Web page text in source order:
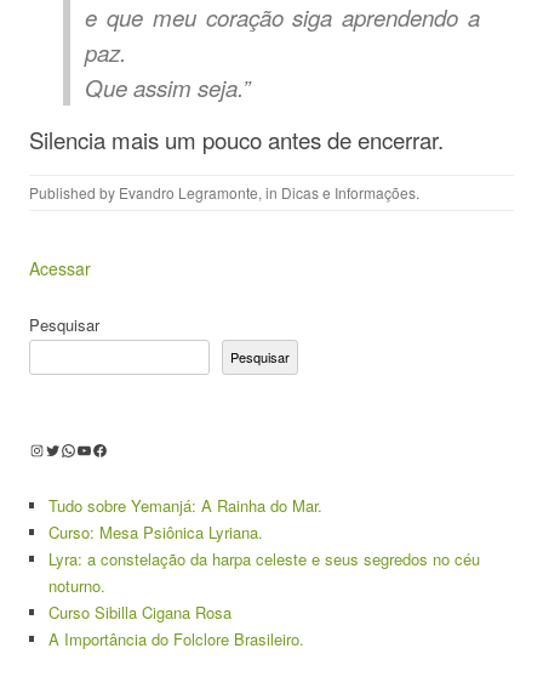
e que meu coração siga aprendendo a
paz.
Que assim seja.”
Silencia mais um pouco antes de encerrar.
Published by Evandro Legramonte, in Dicas e Informações.
Acessar
Pesquisar
Pesquisar
Instagram
Twitter
WhatsApp
Youtube
Facebook
Tudo sobre Yemanjá: A Rainha do Mar.
Curso: Mesa Psiônica Lyriana.
Lyra: a constelação da harpa celeste e seus segredos no céu
noturno.
Curso Sibilla Cigana Rosa
A Importância do Folclore Brasileiro.